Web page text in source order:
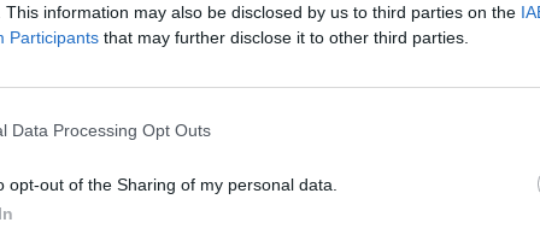
This information may also be disclosed by us to third parties on the
Participants that may further disclose it to other third parties.
Data Processing Opt Outs
opt-out of the Sharing of my personal data.
με το φως. Είναι γνωστό πως Λύκαιο
το όνομα Λυκάων που είναι οικιστής της